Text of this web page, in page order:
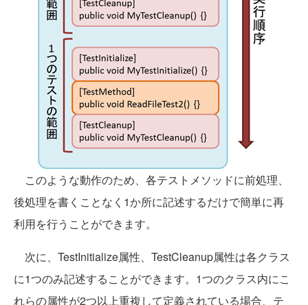
このような動作のため、各テストメソッドに前処理、
後処理を書くことなく1か所に記述するだけで簡単に再
利用を行うことができます。
次に、TestInitialize属性、TestCleanup属性は各クラス
に1つのみ記述することができます。1つのクラス内にこ
れらの属性が2つ以上重複して定義されている場合、テ